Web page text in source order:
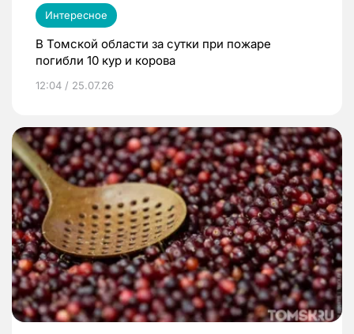
Интересное
В Томской области за сутки при пожаре
погибли 10 кур и корова
12:04 / 25.07.26